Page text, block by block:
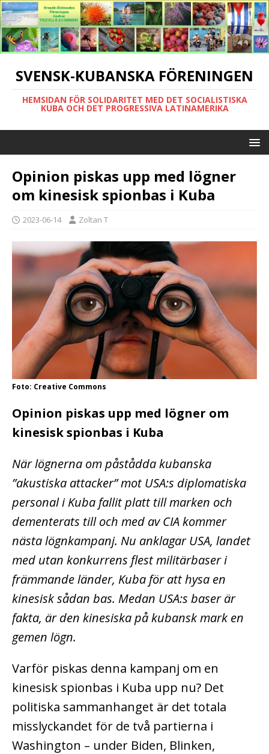
SVENSK-KUBANSKA FÖRENINGEN
HEMSIDAN FÖR SOLIDARITET MED DET SOCIALISTISKA
KUBA OCH DET PROGRESSIVA LATINAMERIKA
Opinion piskas upp med lögner
om kinesisk spionbas i Kuba
2023-06-14 Zoltan T
Foto: Creative Commons
Opinion piskas upp med lögner om
kinesisk spionbas i Kuba
När lögnerna om påstådda kubanska
”akustiska attacker” mot USA:s diplomatiska
personal i Kuba fallit platt till marken och
dementerats till och med av CIA kommer
nästa lögnkampanj. Nu anklagar USA, landet
med utan konkurrens flest militärbaser i
främmande länder, Kuba för att hysa en
kinesisk sådan bas. Medan USA:s baser är
fakta, är den kinesiska på kubansk mark en
gemen lögn.
Varför piskas denna kampanj om en
kinesisk spionbas i Kuba upp nu? Det
politiska sammanhanget är det totala
misslyckandet för de två partierna i
Washington – under Biden, Blinken,